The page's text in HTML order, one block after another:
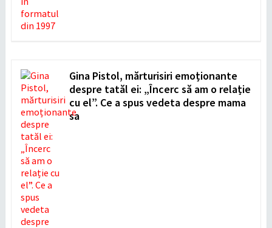
Gina Pistol, mărturisiri emoționante
despre tatăl ei: „Încerc să am o relație
cu el”. Ce a spus vedeta despre mama
sa